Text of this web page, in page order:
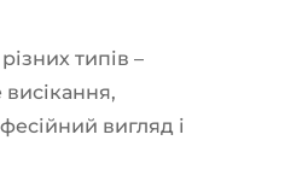
типів –
вигляд і